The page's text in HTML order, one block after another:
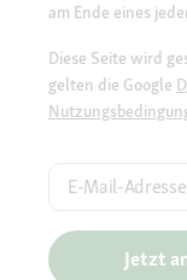
am Ende eines
Diese Seite wird
gelten die Google
E-Mail-
Jetzt